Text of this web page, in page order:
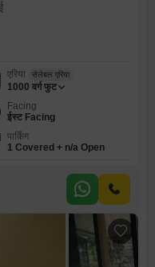
एरिया सेलेबल एरिया
1000 वर्ग फुट
Facing
ईस्ट Facing
पार्किंग
1 Covered + n/a Open